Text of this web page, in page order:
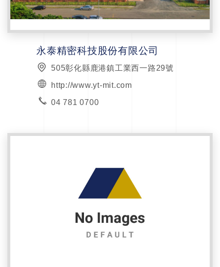
永泰精密科技股份有限公司
505彰化縣鹿港鎮工業西一路29號
http://www.yt-mit.com
04 781 0700